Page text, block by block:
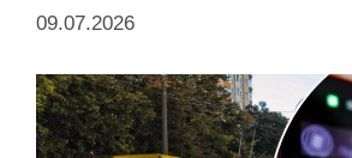
09.07.2026